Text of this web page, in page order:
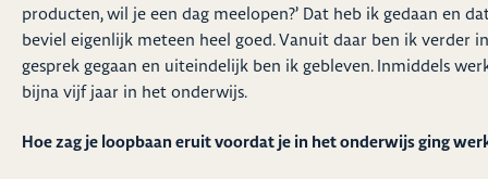
producten, wil je een dag meelopen?’ Dat heb ik gedaan en
beviel eigenlijk meteen heel goed. Vanuit daar ben ik verder in
gesprek gegaan en uiteindelijk ben ik gebleven. Inmiddels
bijna vijf jaar in het onderwijs.
Hoe zag je loopbaan eruit voordat je in het onderwijs ging